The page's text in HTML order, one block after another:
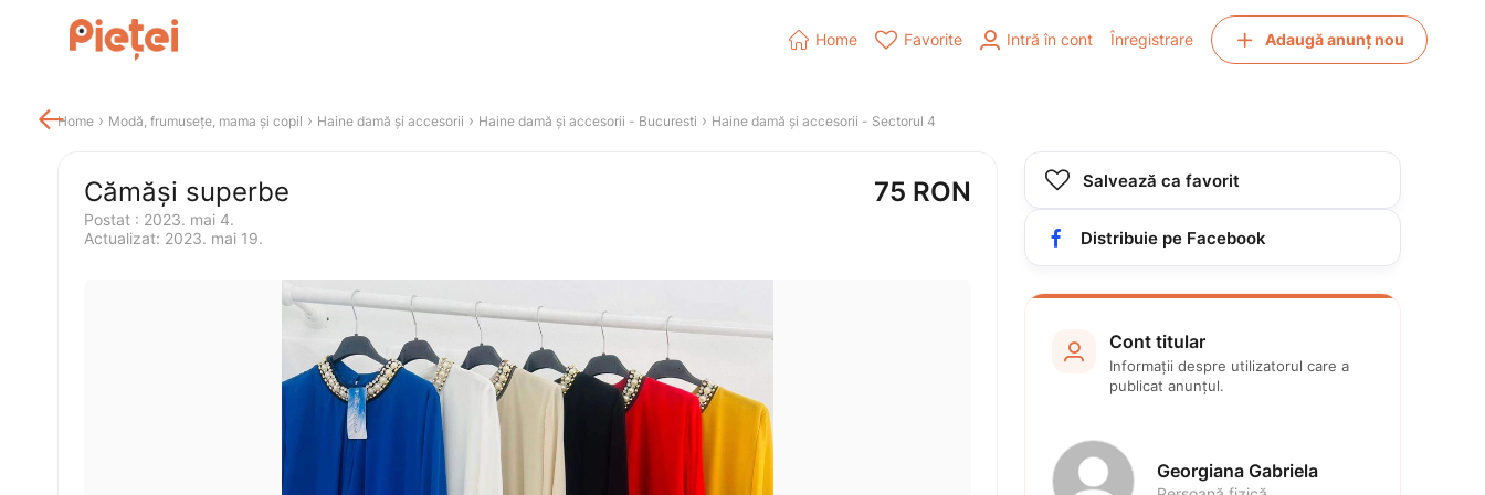
Home › Modă, frumusețe, mama și copil › Haine damă și accesorii › Haine damă și accesorii - Bucuresti › Haine damă și accesorii - Sectorul 4
Cămăși superbe 75 RON
Postat : 2023. mai 4.
Actualizat: 2023. mai 19.
 Salvează ca favorit
 Distribuie pe Facebook
 Cont titular
Informații despre utilizatorul care a
publicat anunțul.
Georgiana Gabriela
 Home  Favorite  Intră în cont Înregistrare  Adaugă anunț nou